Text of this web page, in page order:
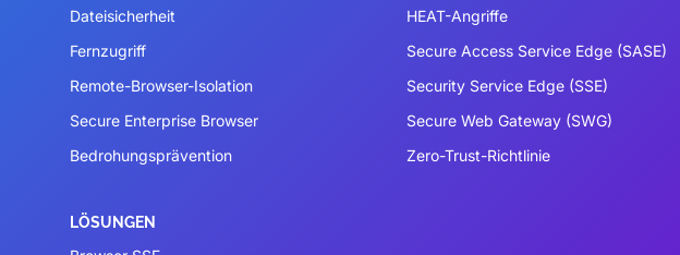
Dateisicherheit
Fernzugriff
Remote-Browser-Isolation
Secure Enterprise Browser
Bedrohungsprävention
LÖSUNGEN
HEAT-Angriffe
Secure Access Service Edge (SASE)
Security Service Edge (SSE)
Secure Web Gateway (SWG)
Zero-Trust-Richtlinie